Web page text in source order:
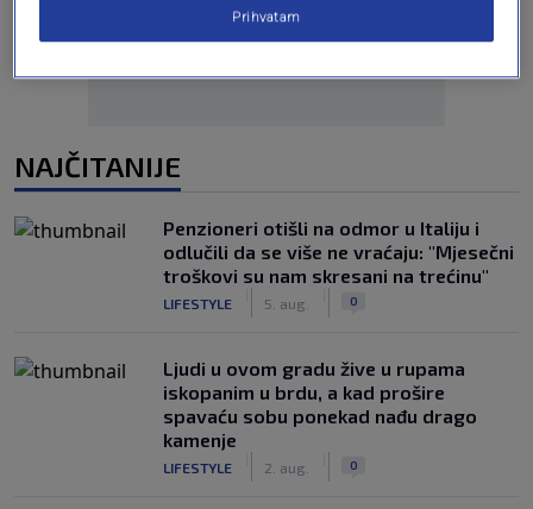
NAJČITANIJE
Penzioneri otišli na odmor u Italiju i
odlučili da se više ne vraćaju: "Mjesečni
troškovi su nam skresani na trećinu"
LIFESTYLE 5. aug. 0
Ljudi u ovom gradu žive u rupama
iskopanim u brdu, a kad prošire
spavaću sobu ponekad nađu drago
kamenje
LIFESTYLE 2. aug. 0
Prihvatam